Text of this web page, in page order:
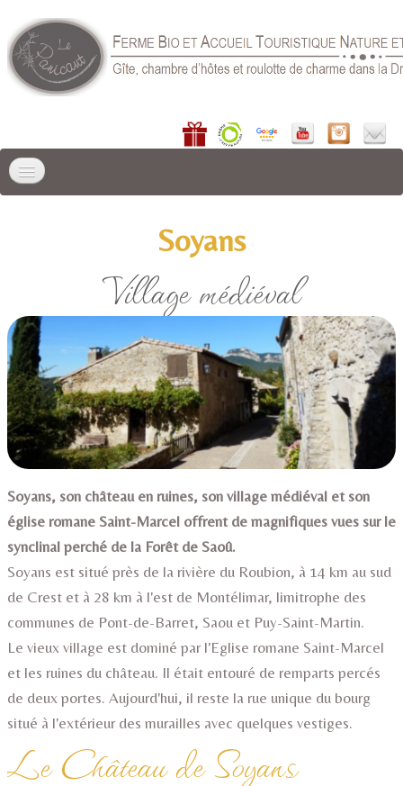
CHAMBRE D'HÔTES
RÉSERVER ▼
ACTIVITÉS
SERVICES▼
CONTACT
BLOG
Soyans
Village médiéval
Soyans, son château en ruines, son village médiéval et son
église romane Saint-Marcel offrent de magnifiques vues sur le
synclinal perché de la Forêt de Saoû.
Soyans est situé près de la rivière du Roubion, à 14 km au sud
de Crest et à 28 km à l'est de Montélimar, limitrophe des
communes de Pont-de-Barret, Saou et Puy-Saint-Martin.
Le vieux village est dominé par l'Eglise romane Saint-Marcel
et les ruines du château. Il était entouré de remparts percés
de deux portes. Aujourd'hui, il reste la rue unique du bourg
situé à l'extérieur des murailles avec quelques vestiges.
Le Château de Soyans